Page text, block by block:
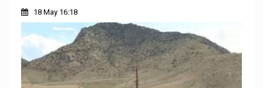
18 May 16:18